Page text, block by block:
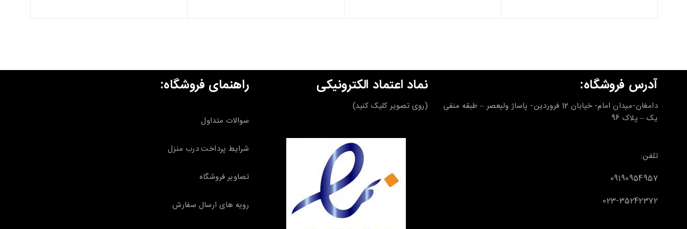
آدرس فروشگاه:
دامغان-میدان امام- خیابان 12 فروردین- پاساژ ولیعصر – طبقه منفی
یک – پلاک 96
تلفن:
09190954957
023-35242372
نماد اعتماد الکترونیکی
(روی تصویر کلیک کنید)
راهنمای فروشگاه:
سوالات متداول
شرایط پرداخت درب منزل
تصاویر فروشگاه
رویه های ارسال سفارش